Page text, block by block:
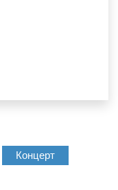
Концерт